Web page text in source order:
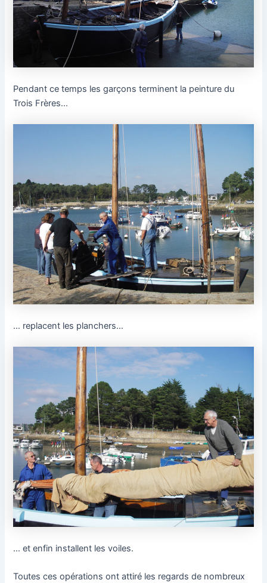
Pendant ce temps les garçons terminent la peinture du
Trois Frères…
… replacent les planchers…
… et enfin installent les voiles.
Toutes ces opérations ont attiré les regards de nombreux